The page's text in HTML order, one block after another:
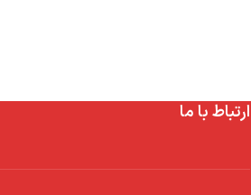
ارتباط با ما